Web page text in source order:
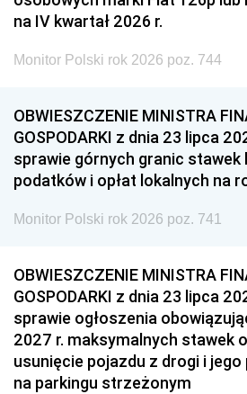
na IV kwartał 2026 r.
Monitor Polski rok 2026 poz. 744
OBWIESZCZENIE MINISTRA
GOSPODARKI z dnia 23 lipca
sprawie górnych granic stawek
podatków i opłat lokalnych na
Monitor Polski rok 2026 poz. 741
OBWIESZCZENIE MINISTRA
GOSPODARKI z dnia 23 lipca
sprawie ogłoszenia
2027 r. maksymalnych stawek
usunięcie pojazdu z drogi i
na parkingu strzeżonym